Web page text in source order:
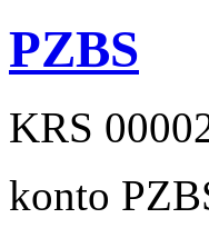
PZBS
KRS
konto